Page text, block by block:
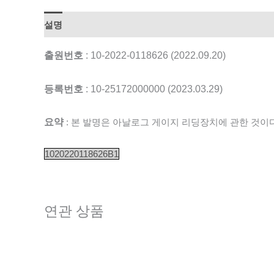
설명
출원번호 : 10-2022-0118626 (2022.09.20)
등록번호 : 10-25172000000 (2023.03.29)
요약 : 본 발명은 아날로그 게이지 리딩장치에 관한 것이
1020220118626B1
연관 상품